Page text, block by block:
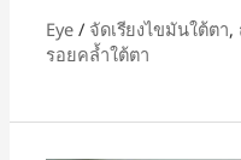
Eye/ จัดเรียงไขมันใต้ตา,
รอยคล้ำใต้ตา